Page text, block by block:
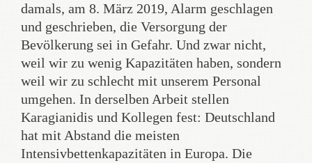
damals, am 8. März 2019, Alarm geschlagen
und geschrieben, die Versorgung der
Bevölkerung sei in Gefahr. Und zwar nicht,
weil wir zu wenig Kapazitäten haben, sondern
weil wir zu schlecht mit unserem Personal
umgehen. In derselben Arbeit stellen
Karagianidis und Kollegen fest: Deutschland
hat mit Abstand die meisten
Intensivbettenkapazitäten in Europa. Die